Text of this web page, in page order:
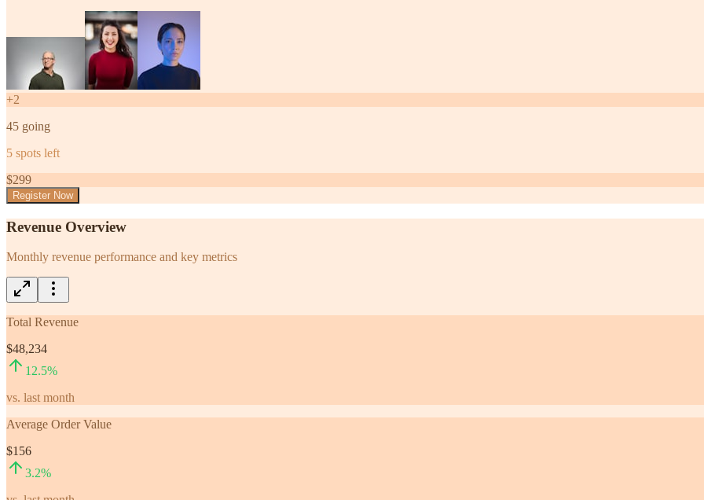
+2
45 going
5 spots left
$299
Register Now
Revenue Overview
Monthly revenue performance and key metrics
Total Revenue
$48,234
12.5%
vs. last month
Average Order Value
$156
3.2%